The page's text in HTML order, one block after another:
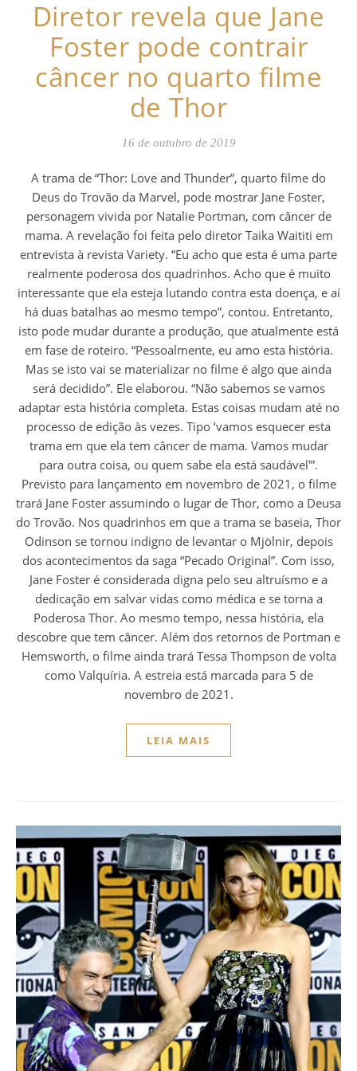
Diretor revela que Jane
Foster pode contrair
câncer no quarto filme
de Thor
16 de outubro de 2019
A trama de “Thor: Love and Thunder”, quarto filme do
Deus do Trovão da Marvel, pode mostrar Jane Foster,
personagem vivida por Natalie Portman, com câncer de
mama. A revelação foi feita pelo diretor Taika Waititi em
entrevista à revista Variety. “Eu acho que esta é uma parte
realmente poderosa dos quadrinhos. Acho que é muito
interessante que ela esteja lutando contra esta doença, e aí
há duas batalhas ao mesmo tempo”, contou. Entretanto,
isto pode mudar durante a produção, que atualmente está
em fase de roteiro. “Pessoalmente, eu amo esta história.
Mas se isto vai se materializar no filme é algo que ainda
será decidido”. Ele elaborou. “Não sabemos se vamos
adaptar esta história completa. Estas coisas mudam até no
processo de edição às vezes. Tipo ‘vamos esquecer esta
trama em que ela tem câncer de mama. Vamos mudar
para outra coisa, ou quem sabe ela está saudável'”.
Previsto para lançamento em novembro de 2021, o filme
trará Jane Foster assumindo o lugar de Thor, como a Deusa
do Trovão. Nos quadrinhos em que a trama se baseia, Thor
Odinson se tornou indigno de levantar o Mjölnir, depois
dos acontecimentos da saga “Pecado Original”. Com isso,
Jane Foster é considerada digna pelo seu altruísmo e a
dedicação em salvar vidas como médica e se torna a
Poderosa Thor. Ao mesmo tempo, nessa história, ela
descobre que tem câncer. Além dos retornos de Portman e
Hemsworth, o filme ainda trará Tessa Thompson de volta
como Valquíria. A estreia está marcada para 5 de
novembro de 2021.
LEIA MAIS